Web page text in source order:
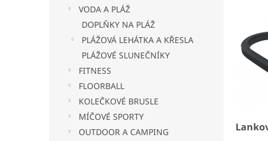
VODA A PLÁŽ
DOPLŇKY NA PLÁŽ
PLÁŽOVÁ LEHÁTKA A KŘESLA
PLÁŽOVÉ SLUNEČNÍKY
FITNESS
FLOORBALL
KOLEČKOVÉ BRUSLE
MÍČOVÉ SPORTY
OUTDOOR A CAMPING